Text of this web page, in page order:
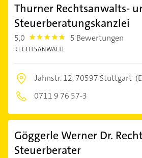
Thurner Rechtsanwalts-
Steuerberatungskanzlei
5,0 5.0 5 Bewertungen
RECHTSANWÄLTE
Jahnstr. 12,70597 Stuttgart
0711 9 76 57-3
Göggerle Werner Dr.
Steuerberater